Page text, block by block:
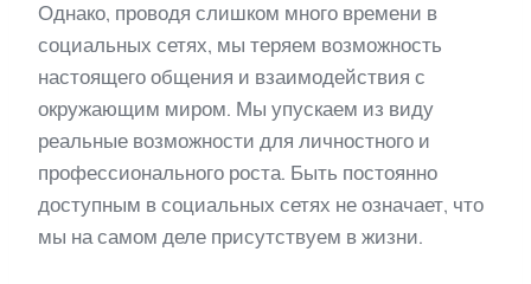
Однако, проводя слишком много времени в
социальных сетях, мы теряем возможность
настоящего общения и взаимодействия с
окружающим миром. Мы упускаем из виду
реальные возможности для личностного и
профессионального роста. Быть постоянно
доступным в социальных сетях не означает, что
мы на самом деле присутствуем в жизни.